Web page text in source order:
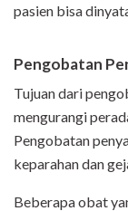
pasien bisa
Pengobatan
Tujuan dari
mengurangi
Pengobatan
keparahan dan
Beberapa obat